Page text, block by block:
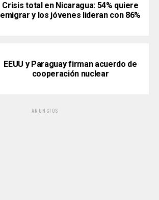
Crisis total en Nicaragua: 54% quiere
emigrar y los jóvenes lideran con 86%
EEUU y Paraguay firman acuerdo de
cooperación nuclear
ANUNCIOS